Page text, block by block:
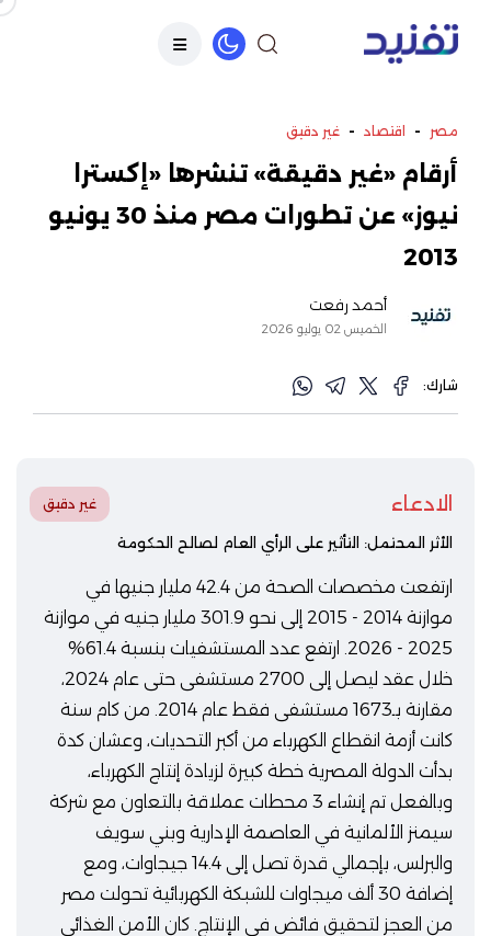
مصر - اقتصاد - غير دقيق
أرقام «غير دقيقة» تنشرها «إكسترا
نيوز» عن تطورات مصر منذ 30 يونيو
2013
أحمد رفعت
الخميس 02 يوليو 2026
شارك:
الادعاء غير دقيق
الأثر المحتمل: التأثير على الرأي العام لصالح الحكومة
ارتفعت مخصصات الصحة من 42.4 مليار جنيها في
موازنة 2014 - 2015 إلى نحو 301.9 مليار جنيه في موازنة
2025 - 2026. ارتفع عدد المستشفيات بنسبة 61.4%
خلال عقد ليصل إلى 2700 مستشفى حتى عام 2024،
مقارنة بـ1673 مستشفى فقط عام 2014. من كام سنة
كانت أزمة انقطاع الكهرباء من أكبر التحديات، وعشان كدة
بدأت الدولة المصرية خطة كبيرة لزيادة إنتاج الكهرباء،
وبالفعل تم إنشاء 3 محطات عملاقة بالتعاون مع شركة
سيمنز الألمانية في العاصمة الإدارية وبني سويف
والبرلس، بإجمالي قدرة تصل إلى 14.4 جيجاوات، ومع
إضافة 30 ألف ميجاوات للشبكة الكهربائية تحولت مصر
من العجز لتحقيق فائض في الإنتاج. كان الأمن الغذائي